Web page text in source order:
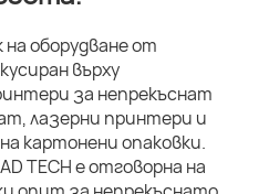
на оборудване от
върху
за непрекъснат
лазерни принтери и
картонени опаковки.
TECH е отговорна на